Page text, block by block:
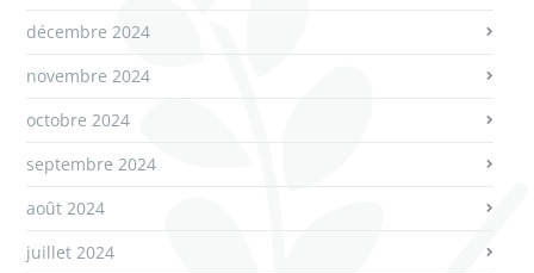
décembre 2024
novembre 2024
octobre 2024
septembre 2024
août 2024
juillet 2024